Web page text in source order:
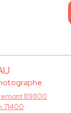
89800
71400